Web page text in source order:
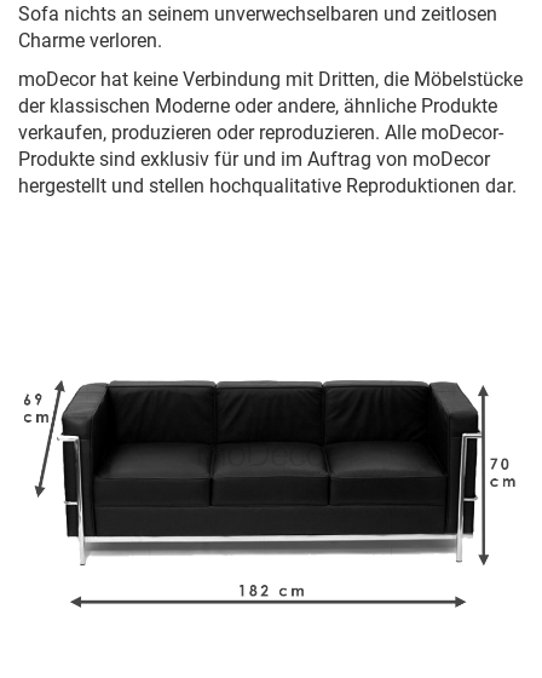
Sofa nichts an seinem unverwechselbaren und zeitlosen
Charme verloren.
moDecor hat keine Verbindung mit Dritten, die Möbelstücke
der klassischen Moderne oder andere, ähnliche Produkte
verkaufen, produzieren oder reproduzieren. Alle moDecor-
Produkte sind exklusiv für und im Auftrag von moDecor
hergestellt und stellen hochqualitative Reproduktionen dar.